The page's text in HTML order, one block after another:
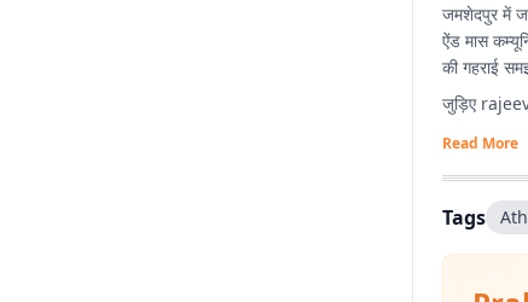
जमशेदपुर में
ऐंड मास
की गहराई
जुड़िए
Read More
Tags